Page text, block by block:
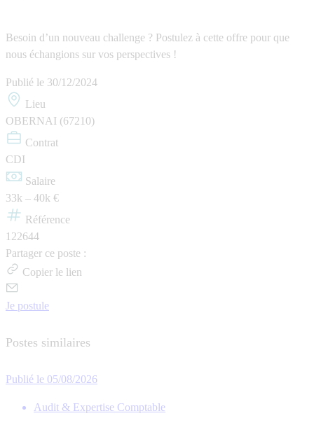
Besoin d’un nouveau challenge ? Postulez à cette offre pour que
nous échangions sur vos perspectives !
Publié le 30/12/2024
Lieu
OBERNAI (67210)
Contrat
CDI
Salaire
33k – 40k €
Référence
122644
Partager ce poste :
Copier le lien
Je postule
Postes similaires
Publié le 05/08/2026
Audit & Expertise Comptable